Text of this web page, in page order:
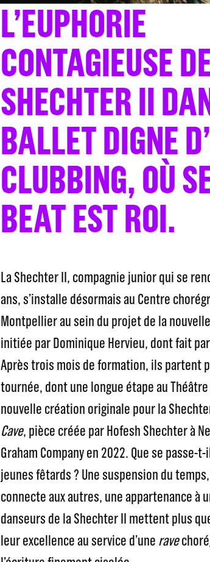
L’EUPHORIE
CONTAGIEUSE
SHECHTER II
BALLET DIGNE
CLUBBING, OÙ
BEAT EST ROI.
La Shechter II, compagnie junior qui se
ans, s’installe désormais au Centre
Montpellier au sein du projet de la
initiée par Dominique Hervieu, dont fait
Après trois mois de formation, ils partent
tournée, dont une longue étape au
nouvelle création originale pour la
Cave, pièce créée par Hofesh Shechter à
Graham Company en 2022. Que se passe-
jeunes fêtards ? Une suspension du
connecte aux autres, une appartenance à
danseurs de la Shechter II mettent plus
leur excellence au service d’une rave